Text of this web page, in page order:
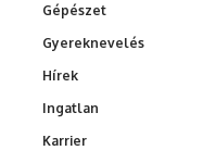
Gépészet
Gyereknevelés
Hírek
Ingatlan
Karrier